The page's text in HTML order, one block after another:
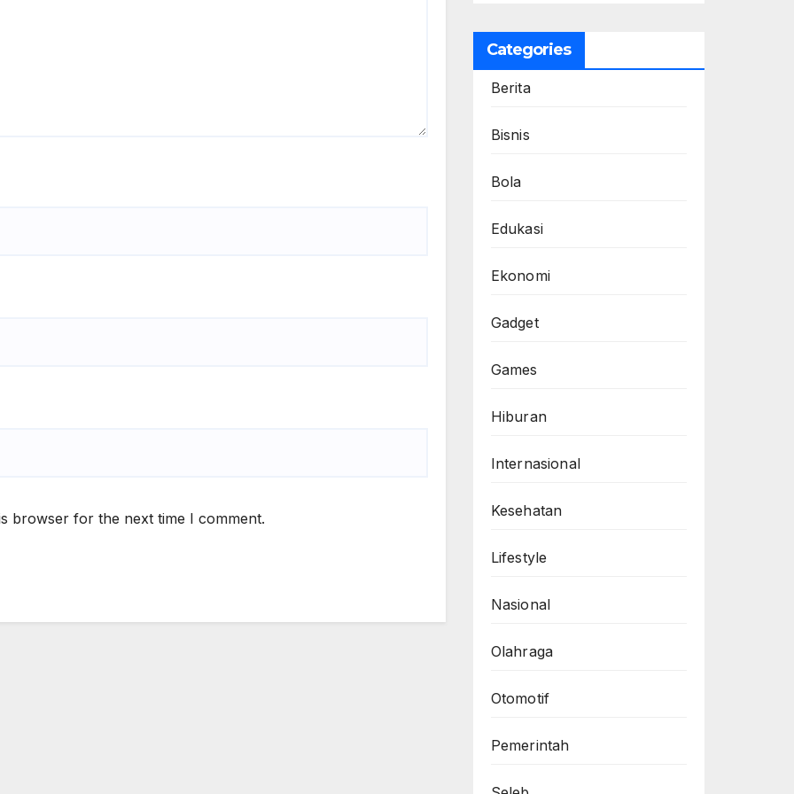
browser for the next time I comment.
Categories
Berita
Bisnis
Bola
Edukasi
Ekonomi
Gadget
Games
Hiburan
Internasional
Kesehatan
Lifestyle
Nasional
Olahraga
Otomotif
Pemerintah